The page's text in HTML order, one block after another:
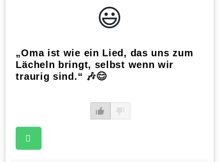
😃️
„Oma ist wie ein Lied, das uns zum
Lächeln bringt, selbst wenn wir
traurig sind.“ 🎶😊